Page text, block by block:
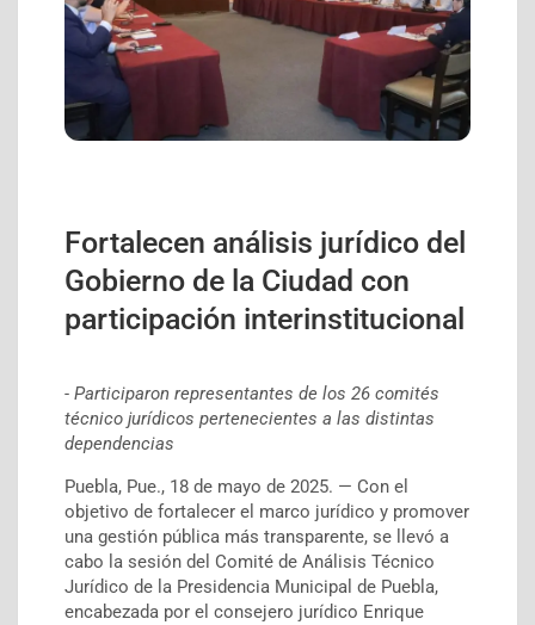
Fortalecen análisis jurídico del
Gobierno de la Ciudad con
participación interinstitucional
- Participaron representantes de los 26 comités
técnico jurídicos pertenecientes a las distintas
dependencias
Puebla, Pue., 18 de mayo de 2025. — Con el
objetivo de fortalecer el marco jurídico y promover
una gestión pública más transparente, se llevó a
cabo la sesión del Comité de Análisis Técnico
Jurídico de la Presidencia Municipal de Puebla,
encabezada por el consejero jurídico Enrique